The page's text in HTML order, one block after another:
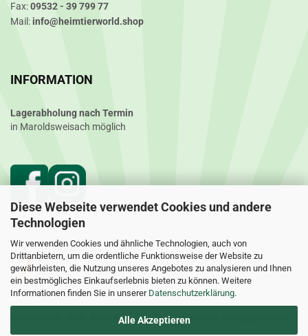
Diese Webseite verwendet Cookies und andere
Technologien
Wir verwenden Cookies und ähnliche Technologien, auch von
Drittanbietern, um die ordentliche Funktionsweise der Website zu
gewährleisten, die Nutzung unseres Angebotes zu analysieren und Ihnen
ein bestmögliches Einkaufserlebnis bieten zu können. Weitere
Informationen finden Sie in unserer Datenschutzerklärung.
Alle Akzeptieren
Fax:09532 - 39 799 77
Mail: info@heimtierworld.shop
INFORMATION
Lagerabholung nach Termin
in Maroldsweisach möglich
Alle Preise inkl. MwSt. Änderungen und Irrtümer vorbehalten. Abbildungen ähnlich.